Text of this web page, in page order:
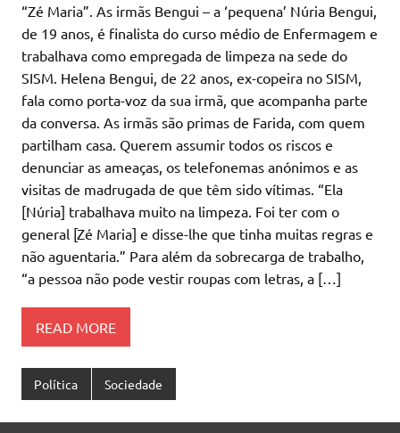
“Zé Maria”. As irmãs Bengui – a ‘pequena’ Núria Bengui,
de 19 anos, é finalista do curso médio de Enfermagem e
trabalhava como empregada de limpeza na sede do
SISM. Helena Bengui, de 22 anos, ex-copeira no SISM,
fala como porta-voz da sua irmã, que acompanha parte
da conversa. As irmãs são primas de Farida, com quem
partilham casa. Querem assumir todos os riscos e
denunciar as ameaças, os telefonemas anónimos e as
visitas de madrugada de que têm sido vítimas. “Ela
[Núria] trabalhava muito na limpeza. Foi ter com o
general [Zé Maria] e disse-lhe que tinha muitas regras e
não aguentaria.” Para além da sobrecarga de trabalho,
“a pessoa não pode vestir roupas com letras, a […]
READ MORE
Política Sociedade